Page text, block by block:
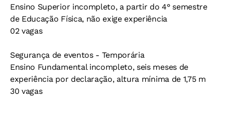
Ensino Superior incompleto, a partir do 4° semestre
de Educação Física, não exige experiência
02 vagas
Segurança de eventos - Temporária
Ensino Fundamental incompleto, seis meses de
experiência por declaração, altura mínima de 1,75 m
30 vagas